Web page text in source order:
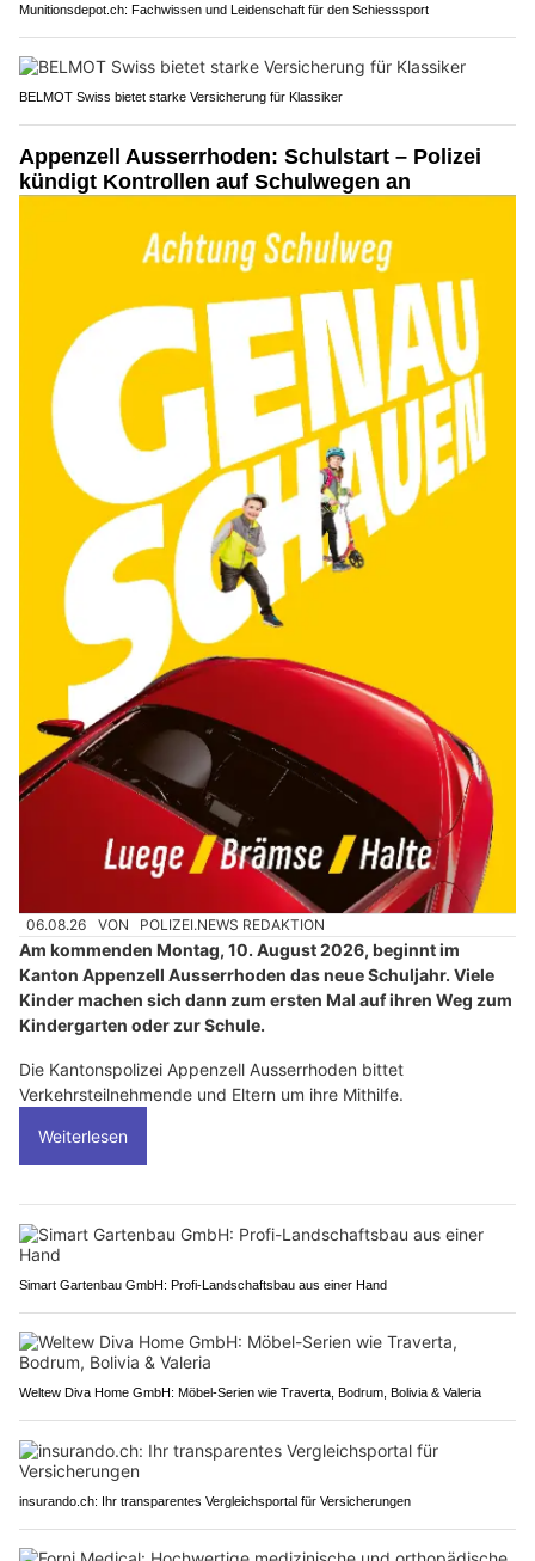
Munitionsdepot.ch: Fachwissen und Leidenschaft für den Schiesssport
BELMOT Swiss bietet starke Versicherung für Klassiker
Appenzell Ausserrhoden: Schulstart – Polizei
kündigt Kontrollen auf Schulwegen an
06.08.26 VON POLIZEI.NEWS REDAKTION
Am kommenden Montag, 10. August 2026, beginnt im
Kanton Appenzell Ausserrhoden das neue Schuljahr. Viele
Kinder machen sich dann zum ersten Mal auf ihren Weg zum
Kindergarten oder zur Schule.
Die Kantonspolizei Appenzell Ausserrhoden bittet
Verkehrsteilnehmende und Eltern um ihre Mithilfe.
Weiterlesen
Simart Gartenbau GmbH: Profi-Landschaftsbau aus einer Hand
Weltew Diva Home GmbH: Möbel-Serien wie Traverta, Bodrum, Bolivia & Valeria
insurando.ch: Ihr transparentes Vergleichsportal für Versicherungen